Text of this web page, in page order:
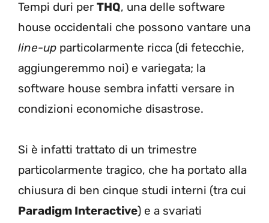
Tempi duri per THQ, una delle software
house occidentali che possono vantare una
line-up particolarmente ricca (di fetecchie,
aggiungeremmo noi) e variegata; la
software house sembra infatti versare in
condizioni economiche disastrose.
Si è infatti trattato di un trimestre
particolarmente tragico, che ha portato alla
chiusura di ben cinque studi interni (tra cui
Paradigm Interactive) e a svariati